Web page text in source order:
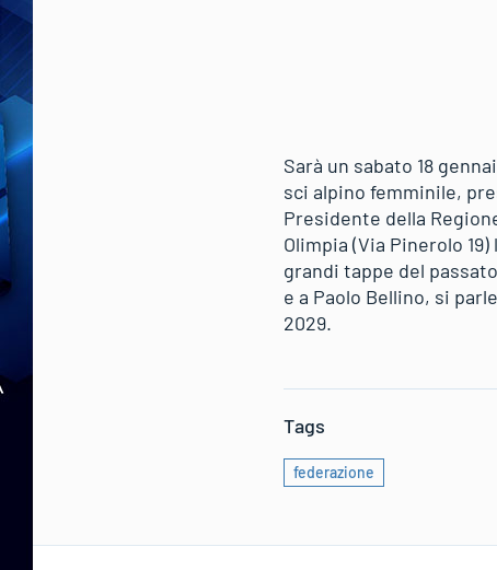
Sarà un sabato 18
sci alpino femminile,
Presidente della
Olimpia (Via Pinerolo
grandi tappe del
e a Paolo Bellino, si
2029.
Tags
federazione